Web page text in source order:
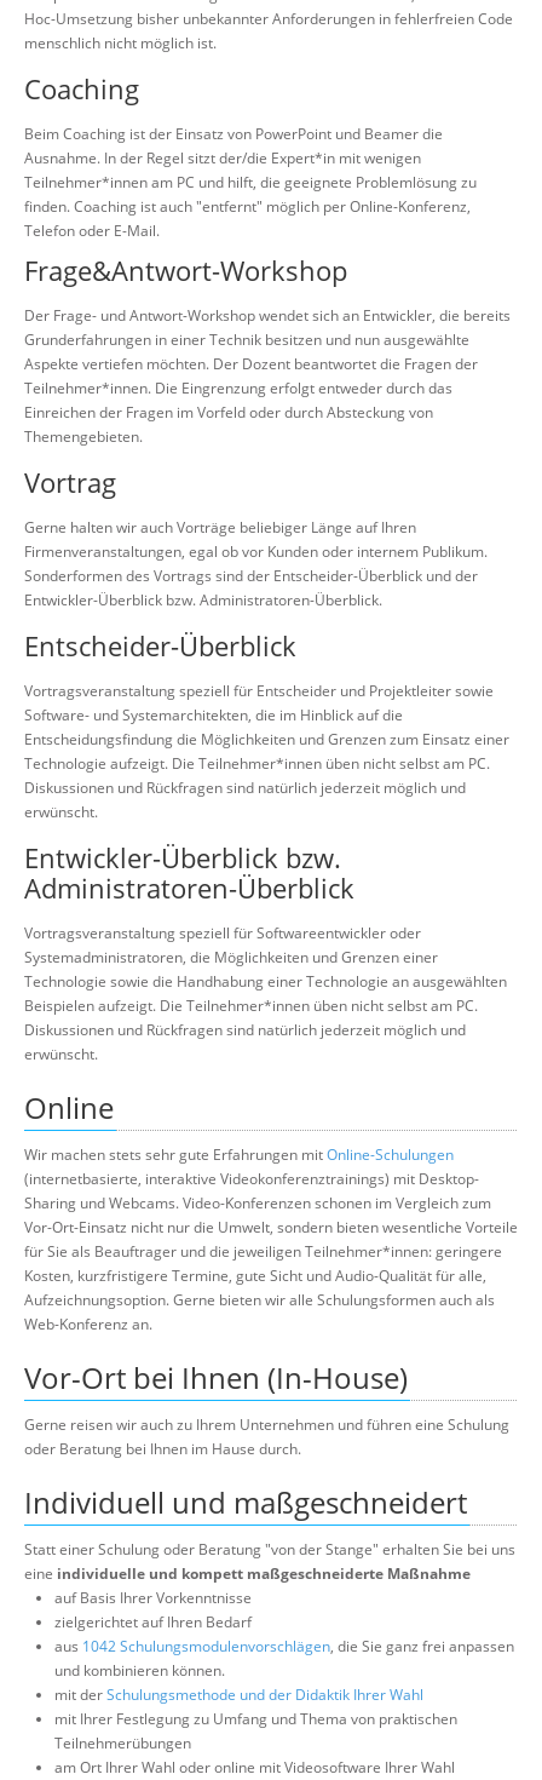
Hoc-Umsetzung bisher unbekannter Anforderungen in fehlerfreien Code
menschlich nicht möglich ist.
Coaching
Beim Coaching ist der Einsatz von PowerPoint und Beamer die
Ausnahme. In der Regel sitzt der/die Expert*in mit wenigen
Teilnehmer*innen am PC und hilft, die geeignete Problemlösung zu
finden. Coaching ist auch "entfernt" möglich per Online-Konferenz,
Telefon oder E-Mail.
Frage&Antwort-Workshop
Der Frage- und Antwort-Workshop wendet sich an Entwickler, die bereits
Grunderfahrungen in einer Technik besitzen und nun ausgewählte
Aspekte vertiefen möchten. Der Dozent beantwortet die Fragen der
Teilnehmer*innen. Die Eingrenzung erfolgt entweder durch das
Einreichen der Fragen im Vorfeld oder durch Absteckung von
Themengebieten.
Vortrag
Gerne halten wir auch Vorträge beliebiger Länge auf Ihren
Firmenveranstaltungen, egal ob vor Kunden oder internem Publikum.
Sonderformen des Vortrags sind der Entscheider-Überblick und der
Entwickler-Überblick bzw. Administratoren-Überblick.
Entscheider-Überblick
Vortragsveranstaltung speziell für Entscheider und Projektleiter sowie
Software- und Systemarchitekten, die im Hinblick auf die
Entscheidungsfindung die Möglichkeiten und Grenzen zum Einsatz einer
Technologie aufzeigt. Die Teilnehmer*innen üben nicht selbst am PC.
Diskussionen und Rückfragen sind natürlich jederzeit möglich und
erwünscht.
Entwickler-Überblick bzw.
Administratoren-Überblick
Vortragsveranstaltung speziell für Softwareentwickler oder
Systemadministratoren, die Möglichkeiten und Grenzen einer
Technologie sowie die Handhabung einer Technologie an ausgewählten
Beispielen aufzeigt. Die Teilnehmer*innen üben nicht selbst am PC.
Diskussionen und Rückfragen sind natürlich jederzeit möglich und
erwünscht.
Online
Wir machen stets sehr gute Erfahrungen mitOnline-Schulungen
(internetbasierte, interaktive Videokonferenztrainings) mit Desktop-
Sharing und Webcams. Video-Konferenzen schonen im Vergleich zum
Vor-Ort-Einsatz nicht nur die Umwelt, sondern bieten wesentliche Vorteile
für Sie als Beauftrager und die jeweiligen Teilnehmer*innen: geringere
Kosten, kurzfristigere Termine, gute Sicht und Audio-Qualität für alle,
Aufzeichnungsoption. Gerne bieten wir alle Schulungsformen auch als
Web-Konferenz an.
Vor-Ort bei Ihnen (In-House)
Gerne reisen wir auch zu Ihrem Unternehmen und führen eine Schulung
oder Beratung bei Ihnen im Hause durch.
Individuell und maßgeschneidert
Statt einer Schulung oder Beratung "von der Stange" erhalten Sie bei uns
eine individuelle und kompett maßgeschneiderte Maßnahme
auf Basis Ihrer Vorkenntnisse
zielgerichtet auf Ihren Bedarf
aus 1042 Schulungsmodulenvorschlägen, die Sie ganz frei anpassen
und kombinieren können.
mit derSchulungsmethode und der Didaktik Ihrer Wahl
mit Ihrer Festlegung zu Umfang und Thema von praktischen
Teilnehmerübungen
am Ort Ihrer Wahl oder online mit Videosoftware Ihrer Wahl